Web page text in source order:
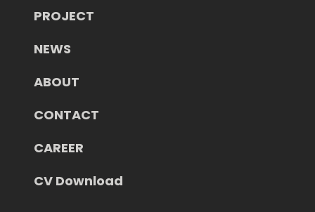
PROJECT
NEWS
ABOUT
CONTACT
CAREER
CV Download